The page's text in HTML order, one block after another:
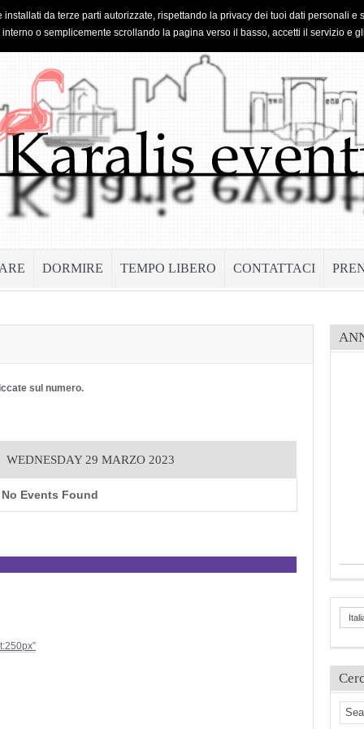
DORMIRE TEMPO LIBERO CONTATTACI
sul numero.
WEDNESDAY 29 MARZO 2023
No Events Found
da terze parti autorizzate, rispettando la privacy dei tuoi dati personali
o semplicemente scrollando la pagina verso il basso, accetti il servizio e